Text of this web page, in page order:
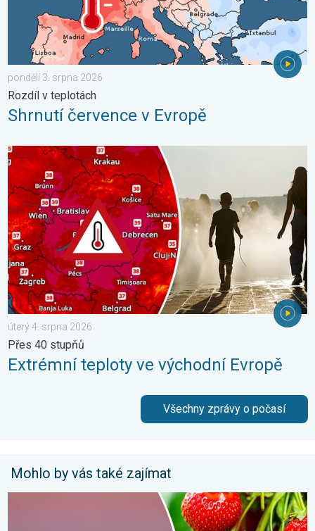
pondělí 3. srpna 2026
Rozdíl v teplotách
Shrnutí července v Evropě
Extrémní teploty ve východní Evropě. Přes 40 stupňů. . . úterý
úterý 4. srpna 2026
Přes 40 stupňů
Extrémní teploty ve východní Evropě
Všechny zprávy o počasí
Mohlo by vás také zajímat
Červnový úplněk. Přezdívá se mu jahodový. . . úterý 30.